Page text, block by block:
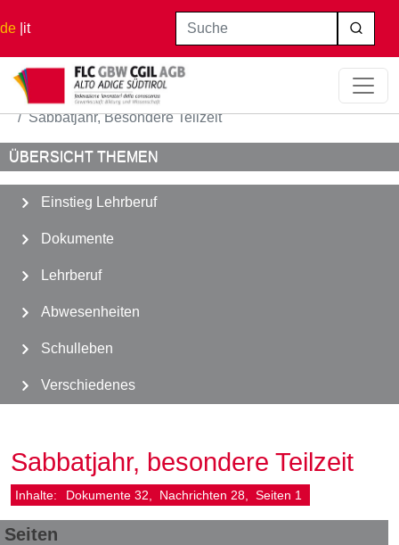
de it Suche
Startseite
Abwesenheiten
Sabbatjahr, Besondere Teilzeit
Sabbatjahr, besondere Teilzeit
Inhalte: Dokumente 32 Nachrichten 28 Seiten 1
Seiten
ÜBERSICHT THEMEN
Einstieg Lehrberuf
Dokumente
Lehrberuf
Abwesenheiten
Schulleben
Verschiedenes